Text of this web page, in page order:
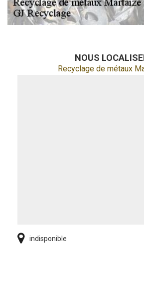
NOUS
Recyclage de métaux
indisponible